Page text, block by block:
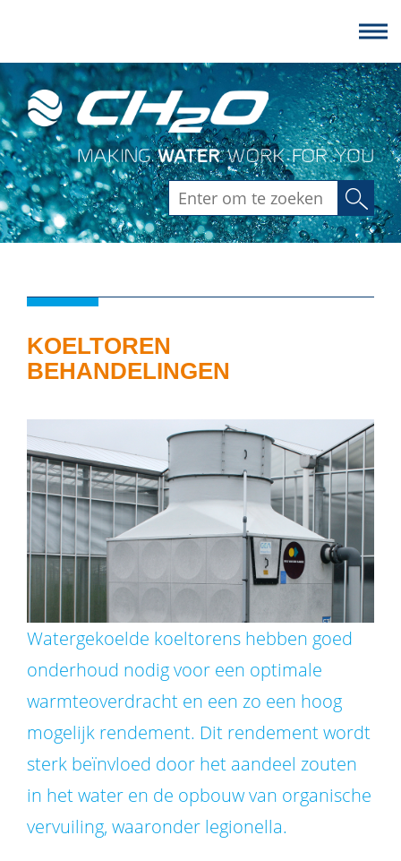
Zoeken
KOELTOREN
BEHANDELINGEN
Watergekoelde koeltorens hebben goed
onderhoud nodig voor een optimale
warmteoverdracht en een zo een hoog
mogelijk rendement. Dit rendement wordt
sterk beïnvloed door het aandeel zouten
in het water en de opbouw van organische
vervuiling, waaronder legionella.